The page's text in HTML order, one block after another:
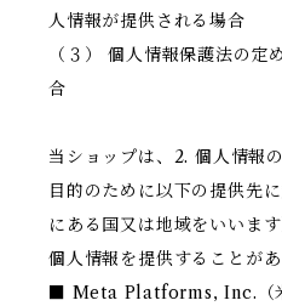
人情報が提供される場合
（３） 個人情報保護法の定
合
当ショップは、2. 個人情報
目的のために以下の提供先
にある国又は地域をいいま
個人情報を提供することがあ
■ Meta Platforms, Inc.（米